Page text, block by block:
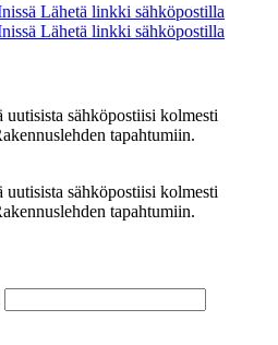
Lähetä linkki sähköpostilla
Lähetä linkki sähköpostilla
uutisista sähköpostiisi kolmesti
tapahtumiin.
uutisista sähköpostiisi kolmesti
tapahtumiin.